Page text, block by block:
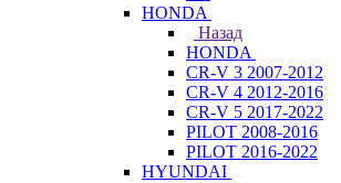
HONDA
Назад
HONDA
CR-V 3 2007-2012
CR-V 4 2012-2016
CR-V 5 2017-2022
PILOT 2008-2016
PILOT 2016-2022
HYUNDAI